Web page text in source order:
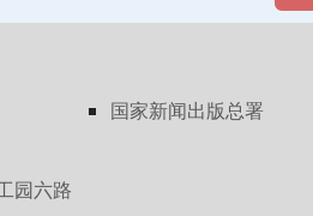
国家新闻出版总署
园六路